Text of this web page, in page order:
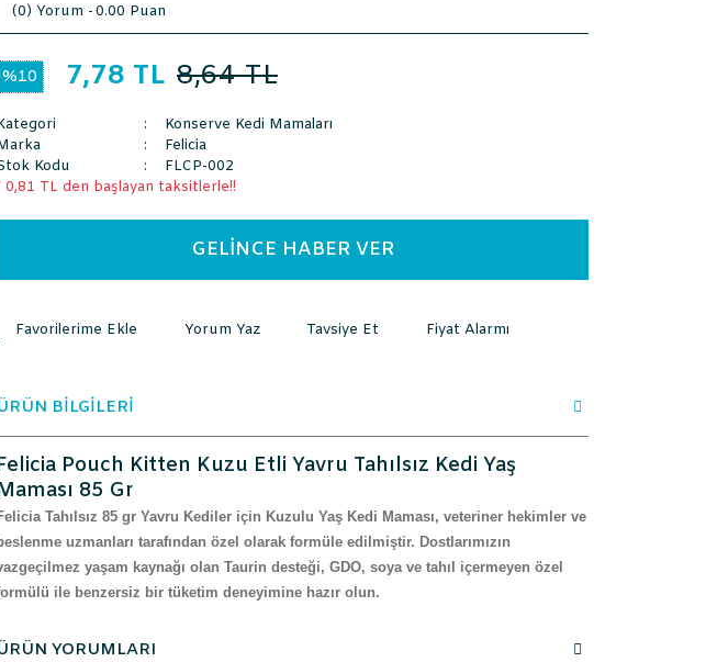
(0) Yorum -0.00 Puan
%10 7,78 TL 8,64 TL
Konserve Kedi Mamaları
Felicia
Kodu
FLCP-002
0,81 TL den başlayan taksitlerle!!
GELİNCE HABER VER
Yorum Yaz Tavsiye Et Fiyat Alarmı
BİLGİLERİ
Pouch Kitten Kuzu Etli Yavru Tahılsız Kedi Yaş
85 Gr
Tahılsız 85 gr Yavru Kediler için Kuzulu Yaş Kedi Maması, veteriner hekimler ve
uzmanları tarafından özel olarak formüle edilmiştir. Dostlarımızın
yaşam kaynağı olan Taurin desteği, GDO, soya ve tahıl içermeyen özel
ile benzersiz bir tüketim deneyimine hazır olun.
YORUMLARI